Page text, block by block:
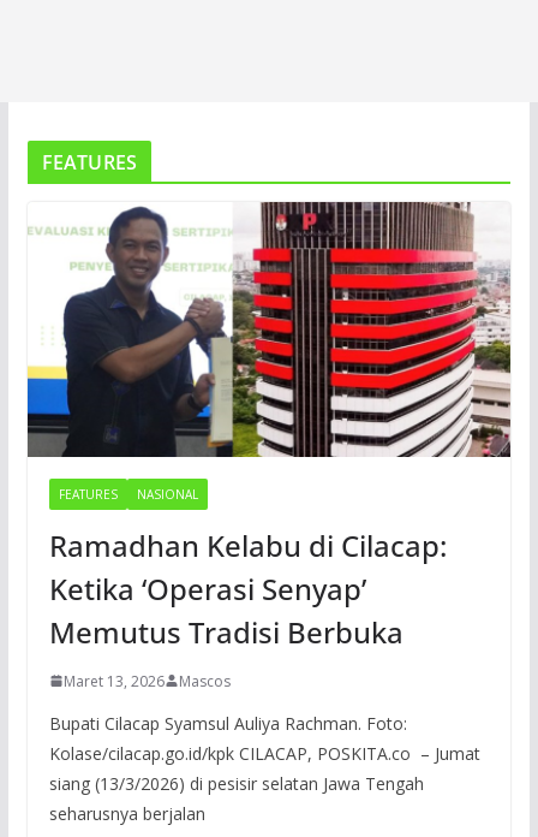
FEATURES
FEATURES NASIONAL
Ramadhan Kelabu di Cilacap:
Ketika ‘Operasi Senyap’
Memutus Tradisi Berbuka
Maret 13, 2026 Mascos
Bupati Cilacap Syamsul Auliya Rachman. Foto:
Kolase/cilacap.go.id/kpk CILACAP, POSKITA.co – Jumat
siang (13/3/2026) di pesisir selatan Jawa Tengah
seharusnya berjalan